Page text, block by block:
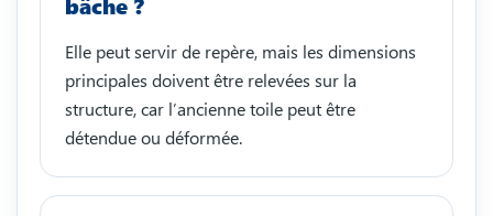
Elle peut servir de repère, mais les dimensions
principales doivent être relevées sur la
structure, car l’ancienne toile peut être
détendue ou déformée.